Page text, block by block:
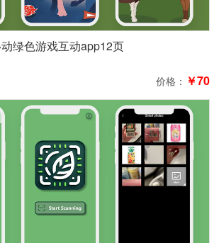
绿色游戏互动app12页
价格： ￥70